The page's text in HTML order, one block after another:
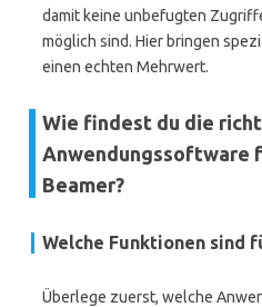
damit keine unbefugten
möglich sind. Hier bringen
einen echten Mehrwert.
Wie findest du die
Anwendungssoftware
Beamer?
Welche Funktionen sind
Überlege zuerst, welche